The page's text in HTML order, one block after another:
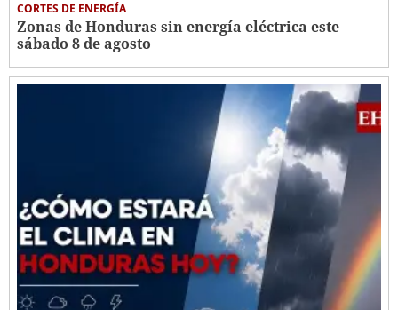
CORTES DE ENERGÍA
Zonas de Honduras sin energía eléctrica este
sábado 8 de agosto